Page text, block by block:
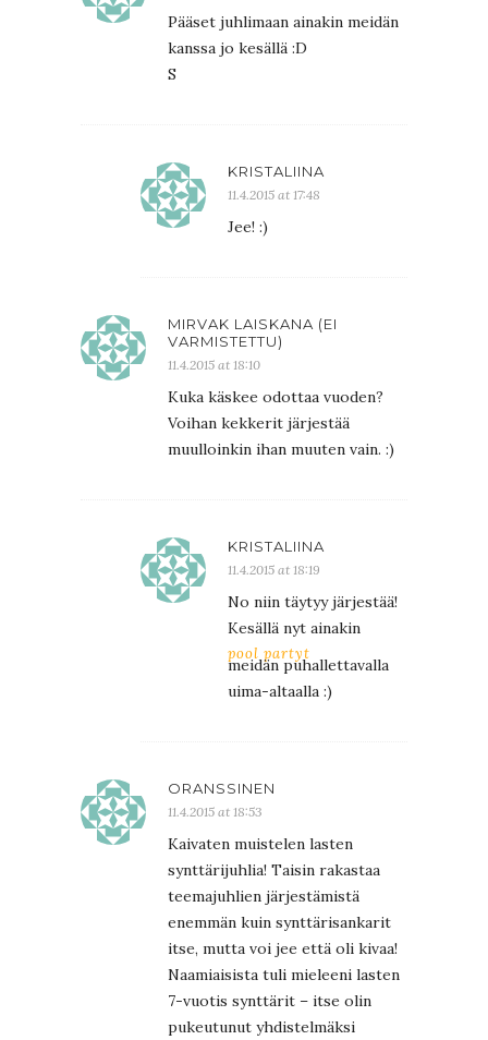
Pääset juhlimaan ainakin meidän
kanssa jo kesällä :D
S
KRISTALIINA
11.4.2015 at 17:48
Jee! :)
MIRVAK LAISKANA (EI
VARMISTETTU)
11.4.2015 at 18:10
Kuka käskee odottaa vuoden?
Voihan kekkerit järjestää
muulloinkin ihan muuten vain. :)
KRISTALIINA
11.4.2015 at 18:19
No niin täytyy järjestää!
Kesällä nyt ainakin
pool partyt
meidän puhallettavalla
uima-altaalla :)
ORANSSINEN
11.4.2015 at 18:53
Kaivaten muistelen lasten
synttärijuhlia! Taisin rakastaa
teemajuhlien järjestämistä
enemmän kuin synttärisankarit
itse, mutta voi jee että oli kivaa!
Naamiaisista tuli mieleeni lasten
7-vuotis synttärit – itse olin
pukeutunut yhdistelmäksi